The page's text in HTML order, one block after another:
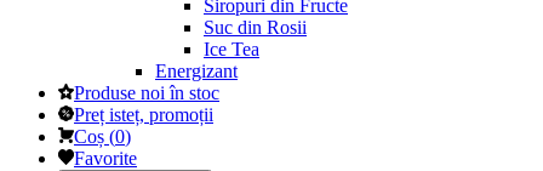
Siropuri din Fructe
Suc din Rosii
Ice Tea
Energizant
Produse noi în stoc
Preț isteț, promoții
Coș (0)
Favorite